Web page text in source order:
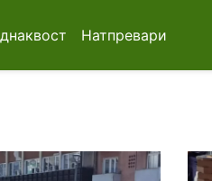
Натпревари